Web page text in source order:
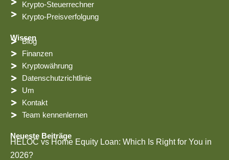
Krypto-Steuerrechner
Krypto-Preisverfolgung
Wissen
Blog
Finanzen
Kryptowährung
Datenschutzrichtlinie
Um
Kontakt
Team kennenlernen
Neueste Beiträge
HELOC vs Home Equity Loan: Which Is Right for You in
2026?